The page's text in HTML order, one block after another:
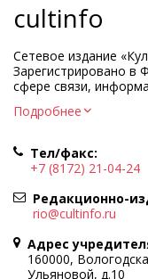
cultinfo
Сетевое издание
Зарегистрировано в
сфере связи,
Регистрационный
Учредитель КУ ВО
культуры»
Адрес учредителя и
Вологда, ул. Марии
Главный редактор —
Политика в
Подробнее
Тел/факс:
+7 (8172) 21-04-24
Редакционно-
rio@cultinfo.ru
Адрес
160000,
Ульяновой, д.10